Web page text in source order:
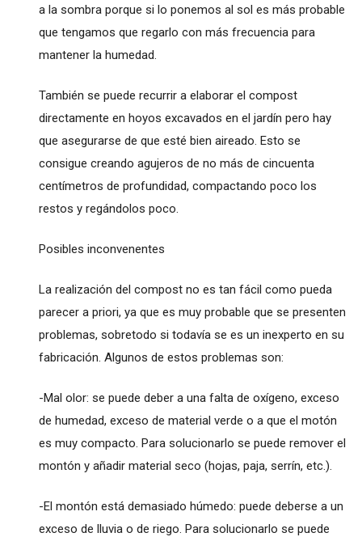
a la sombra porque si lo ponemos al sol es más probable
que tengamos que regarlo con más frecuencia para
mantener la humedad.
También se puede recurrir a elaborar el compost
directamente en hoyos excavados en el jardín pero hay
que asegurarse de que esté bien aireado. Esto se
consigue creando agujeros de no más de cincuenta
centímetros de profundidad, compactando poco los
restos y regándolos poco.
Posibles inconvenentes
La realización del compost no es tan fácil como pueda
parecer a priori, ya que es muy probable que se presenten
problemas, sobretodo si todavía se es un inexperto en su
fabricación. Algunos de estos problemas son:
-Mal olor: se puede deber a una falta de oxígeno, exceso
de humedad, exceso de material verde o a que el motón
es muy compacto. Para solucionarlo se puede remover el
montón y añadir material seco (hojas, paja, serrín, etc.).
-El montón está demasiado húmedo: puede deberse a un
exceso de lluvia o de riego. Para solucionarlo se puede